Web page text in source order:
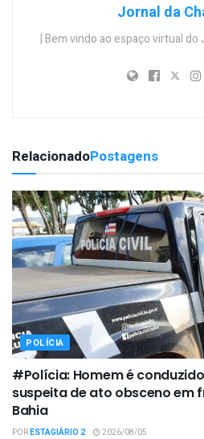
Jornal da
| Bem vindo ao espaço virtual do
RelacionadoPostagens
POLÍCIA
#Polícia: Homem é
suspeita de ato obsceno em
Bahia
PORESTAGIÁRIO 2 2026/08/05